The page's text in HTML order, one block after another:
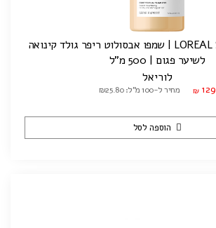
LOREAL SERIE EXPERT | שמפו אבסולוט ריפר גולד קינואה
לשיער פגום | 500 מ"ל
לוריאל
₪ 129 מחיר ל-100 מ"ל: ₪25.80
הוספה לסל